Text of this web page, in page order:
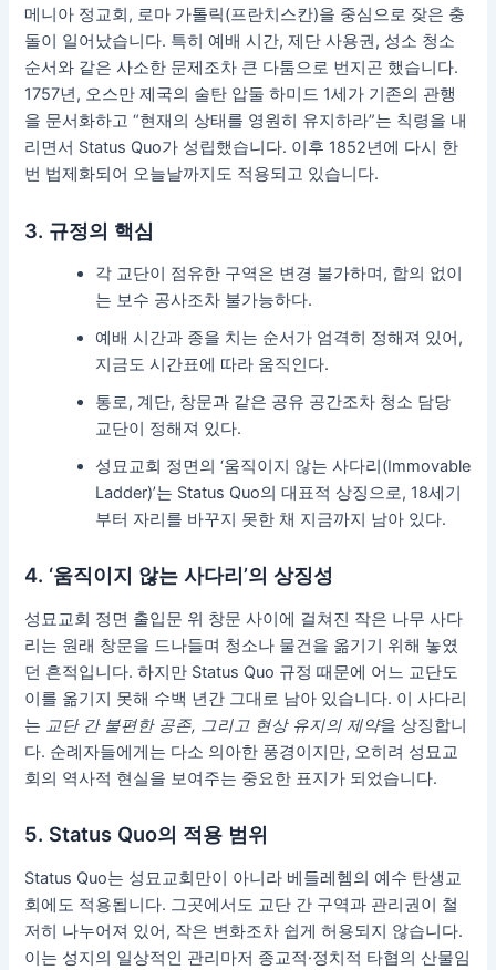
메니아 정교회, 로마 가톨릭(프란치스칸)을 중심으로 잦은 충
돌이 일어났습니다. 특히 예배 시간, 제단 사용권, 성소 청소
순서와 같은 사소한 문제조차 큰 다툼으로 번지곤 했습니다.
1757년, 오스만 제국의 술탄 압둘 하미드 1세가 기존의 관행
을 문서화하고 “현재의 상태를 영원히 유지하라”는 칙령을 내
리면서 Status Quo가 성립했습니다. 이후 1852년에 다시 한
번 법제화되어 오늘날까지도 적용되고 있습니다.
3. 규정의 핵심
각 교단이 점유한 구역은 변경 불가하며, 합의 없이
는 보수 공사조차 불가능하다.
예배 시간과 종을 치는 순서가 엄격히 정해져 있어,
지금도 시간표에 따라 움직인다.
통로, 계단, 창문과 같은 공유 공간조차 청소 담당
교단이 정해져 있다.
성묘교회 정면의 ‘움직이지 않는 사다리(Immovable
Ladder)’는 Status Quo의 대표적 상징으로, 18세기
부터 자리를 바꾸지 못한 채 지금까지 남아 있다.
4. ‘움직이지 않는 사다리’의 상징성
성묘교회 정면 출입문 위 창문 사이에 걸쳐진 작은 나무 사다
리는 원래 창문을 드나들며 청소나 물건을 옮기기 위해 놓였
던 흔적입니다. 하지만 Status Quo 규정 때문에 어느 교단도
이를 옮기지 못해 수백 년간 그대로 남아 있습니다. 이 사다리
는 교단 간 불편한 공존, 그리고 현상 유지의 제약을 상징합니
다. 순례자들에게는 다소 의아한 풍경이지만, 오히려 성묘교
회의 역사적 현실을 보여주는 중요한 표지가 되었습니다.
5. Status Quo의 적용 범위
Status Quo는 성묘교회만이 아니라 베들레헴의 예수 탄생교
회에도 적용됩니다. 그곳에서도 교단 간 구역과 관리권이 철
저히 나누어져 있어, 작은 변화조차 쉽게 허용되지 않습니다.
이는 성지의 일상적인 관리마저 종교적·정치적 타협의 산물임